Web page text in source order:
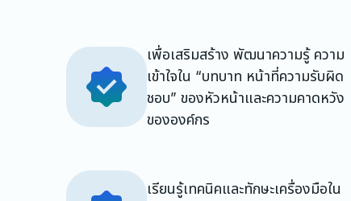
เพื่อเสริมสร้าง พัฒนาความรู้ ความ
เข้าใจใน “บทบาท หน้าที่ความรับผิด
ชอบ” ของหัวหน้าและความคาดหวัง
ขององค์กร
เรียนรู้เทคนิคและทักษะเครื่องมือใน